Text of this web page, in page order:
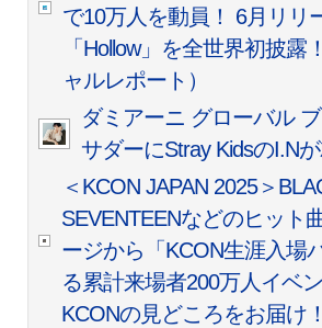
で10万人を動員！ 6月リリ
「Hollow」を全世界初披露
ャルレポート）
ダミアーニ グローバル
サダーにStray KidsのI.N
＜KCON JAPAN 2025＞
SEVENTEENなどのヒット
ージから「KCON生涯入場
る累計来場者200万人イベン
KCONの見どころをお届け！